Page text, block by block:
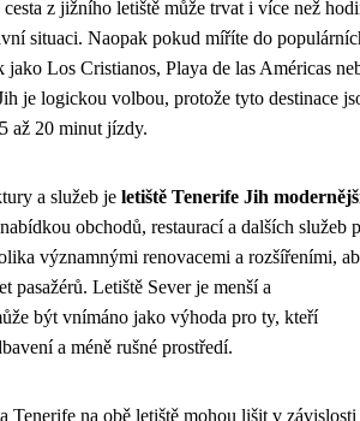
cesta z jižního letiště může trvat i více než
situaci. Naopak pokud míříte do
jako Los Cristianos, Playa de las Américas
je logickou volbou, protože tyto destinace
až 20 minut jízdy.
a služeb je letiště Tenerife Jih
obchodů, restaurací a dalších služeb
významnými renovacemi a rozšířeními,
pasažérů. Letiště Sever je menší a
být vnímáno jako výhoda pro ty, kteří
a méně rušné prostředí.
Tenerife na obě letiště mohou lišit v závislosti